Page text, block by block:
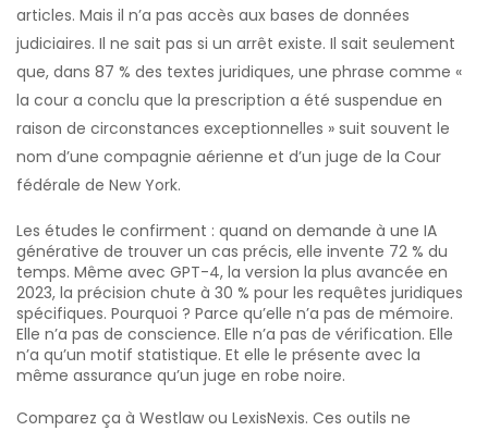
articles. Mais il n’a pas accès aux bases de données
judiciaires. Il ne sait pas si un arrêt existe. Il sait seulement
que, dans 87 % des textes juridiques, une phrase comme «
la cour a conclu que la prescription a été suspendue en
raison de circonstances exceptionnelles » suit souvent le
nom d’une compagnie aérienne et d’un juge de la Cour
fédérale de New York.
Les études le confirment : quand on demande à une IA
générative de trouver un cas précis, elle invente 72 % du
temps. Même avec GPT-4, la version la plus avancée en
2023, la précision chute à 30 % pour les requêtes juridiques
spécifiques. Pourquoi ? Parce qu’elle n’a pas de mémoire.
Elle n’a pas de conscience. Elle n’a pas de vérification. Elle
n’a qu’un motif statistique. Et elle le présente avec la
même assurance qu’un juge en robe noire.
Comparez ça à Westlaw ou LexisNexis. Ces outils ne